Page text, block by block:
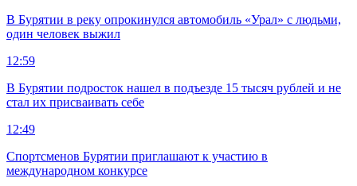
В Бурятии в реку опрокинулся автомобиль «Урал» с людьми,
один человек выжил
12:59
В Бурятии подросток нашел в подъезде 15 тысяч рублей и не
стал их присваивать себе
12:49
Спортсменов Бурятии приглашают к участию в
международном конкурсе